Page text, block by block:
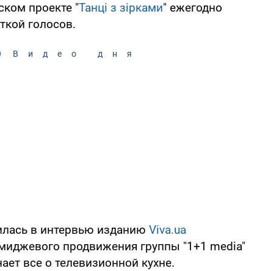
проекте "Танці з зірками" ежегодно
голосов.
Видео дня
в интервью изданию Viva.ua
продвижения группы "1+1 media"
все о телевизионной кухне.